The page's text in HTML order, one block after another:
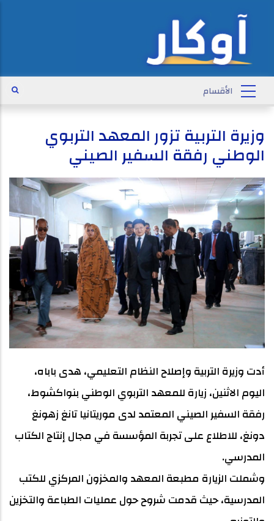
وزيرة التربية تزور المعهد التربوي
الوطني رفقة السفير الصيني
أدت وزيرة التربية وإصلاح النظام التعليمي، هدى باباه،
اليوم الاثنين، زيارة للمعهد التربوي الوطني بنواكشوط،
رفقة السفير الصيني المعتمد لدى موريتانيا تانغ زهونغ
دونغ، للاطلاع على تجربة المؤسسة في مجال إنتاج الكتاب
المدرسي.
وشملت الزيارة مطبعة المعهد والمخزون المركزي للكتب
المدرسية، حيث قدمت شروح حول عمليات الطباعة والتخزين